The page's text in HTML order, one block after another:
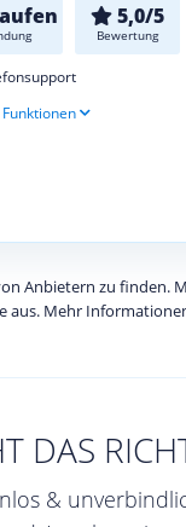
5,0/5
Bewertung
Anbietern zu finden.
aus. Mehr
DAS
&